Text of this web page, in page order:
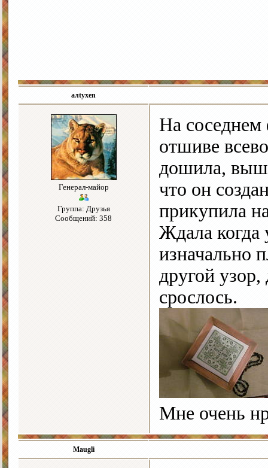
алtyxen
Генерал-майор
Группа: Друзья
Сообщений: 358
На соседнем
отшиве
дошила,
что он
прикупила
Ждала когда
изначально
другой
срослось.
Мне очень
Maugli